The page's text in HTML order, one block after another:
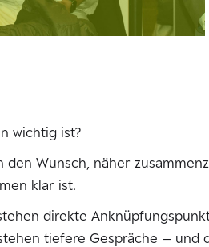
wichtig ist?
den Wunsch, näher
klar ist.
direkte
tiefere Gespräche – und